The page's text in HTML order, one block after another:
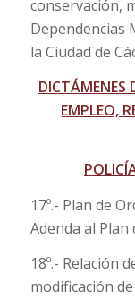
conservación,
Dependencias
la Ciudad de
DICTÁMENES
EMPLEO,
17º.- Plan de
Adenda al Plan
18º.- Relación
modificación